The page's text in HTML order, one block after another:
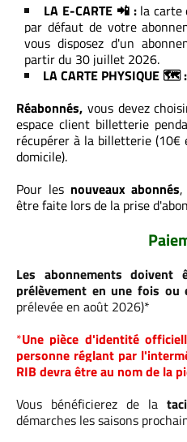
LA E-CARTE ​📲​ :la carte
par défaut de votre
vous disposez d'un
partir du 30 juillet 2026.
LA CARTE PHYSIQUE ​🗺️​ :
Réabonnés, vous devez
espace client billetterie
récupérer à la billetterie (10€
domicile).
Pour les nouveaux abonnés,
être faite lors de la prise
Les abonnements doivent
prélèvement en une fois
prélevée en août 2026)*
*Une pièce d'identité
personne réglant par
RIB devra être au nom de la
Vous bénéficierez de la
démarches les saisons